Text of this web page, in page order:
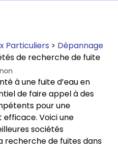
Particuliers > Dépannage
de recherche de fuite
à une fuite d’eau en
de faire appel à des
pour une
Voici une
sociétés
recherche de fuites dans